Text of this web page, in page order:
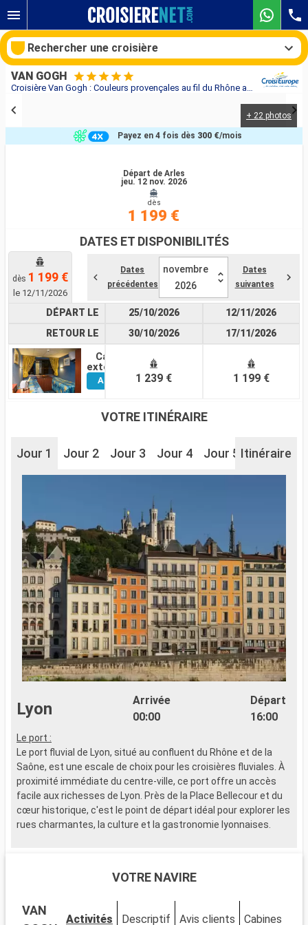
Croisière Van Gogh : Couleurs provençales au fil du Rhône au départ de Arles
VAN GOGH
+ 22 photos
Départ de Arles
jeu. 12 nov. 2026
dès
1 199 €
Payez en 4 fois dès 300 €/mois
DATES ET DISPONIBILITÉS
dès 1 199 €
le 12/11/2026
Dates
précédentes
novembre
2026
Dates
suivantes
DÉPART LE
RETOUR LE
Cabine
extérieure
Voir
Autres
25/10/2026
30/10/2026
1 239 €
12/11/2026
17/11/2026
1 199 €
VOTRE ITINÉRAIRE
Jour 1 Jour 2 Jour 3 Jour 4 Jour 5 Jour 6
Itinéraire
Lyon
Arrivée
00:00
Départ
16:00
Le port :
Le port fluvial de Lyon, situé au confluent du Rhône et de la
Saône, est une escale de choix pour les croisières fluviales. À
proximité immédiate du centre-ville, ce port offre un accès
facile aux richesses de Lyon. Près de la Place Bellecour et du
cœur historique, c'est le point de départ idéal pour explorer les
rues charmantes, la culture et la gastronomie lyonnaises.
pour son architecture historique et sa cuisine. Explorez le
d'Europe, et découvrez ses traboules secrètes. Visitez la
VOTRE NAVIRE
VAN
Activités Descriptif Avis clients Cabines
Rechercher une croisière
Compagnies
Rechercher